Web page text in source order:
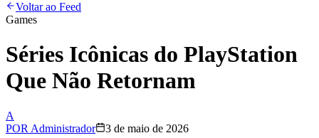
Voltar ao Feed
Games
Séries Icônicas do PlayStation
Que Não Retornam
A
POR Administrador 3 de maio de 2026